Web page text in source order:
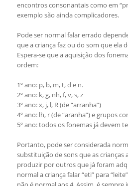
encontros consonantais como em
exemplo são ainda complicadores.
Pode ser normal falar errado
que a criança faz ou do som que ela
Espera-se que a aquisição dos
ordem:
1º ano: p, b, m, t, d e n.
2º ano: k, g, nh, f, v, s, z
3º ano: x, j, l, R (de “arranha”)
4º ano: lh, r (de “aranha”) e grupos
5º ano: todos os fonemas já devem
Portanto, pode ser considerada
substituição de sons que as crianças
produzir por outros que já foram
normal a criança falar “eti” para